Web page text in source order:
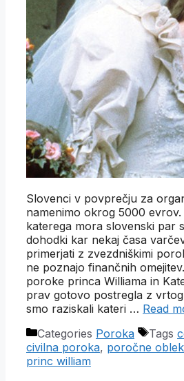
Slovenci v povprečju za
namenimo okrog 5000 evrov.
katerega mora slovenski par
dohodki kar nekaj časa
primerjati z zvezdniškimi
ne poznajo finančnih
poroke princa Williama in
prav gotovo postregla z
smo raziskali kateri … Read
Categories Poroka Tags
civilna poroka, poročne
princ william